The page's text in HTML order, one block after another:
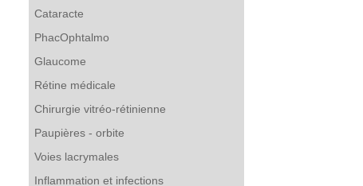
Cataracte
PhacOphtalmo
Glaucome
Rétine médicale
Chirurgie vitréo-rétinienne
Paupières - orbite
Voies lacrymales
Inflammation et infections